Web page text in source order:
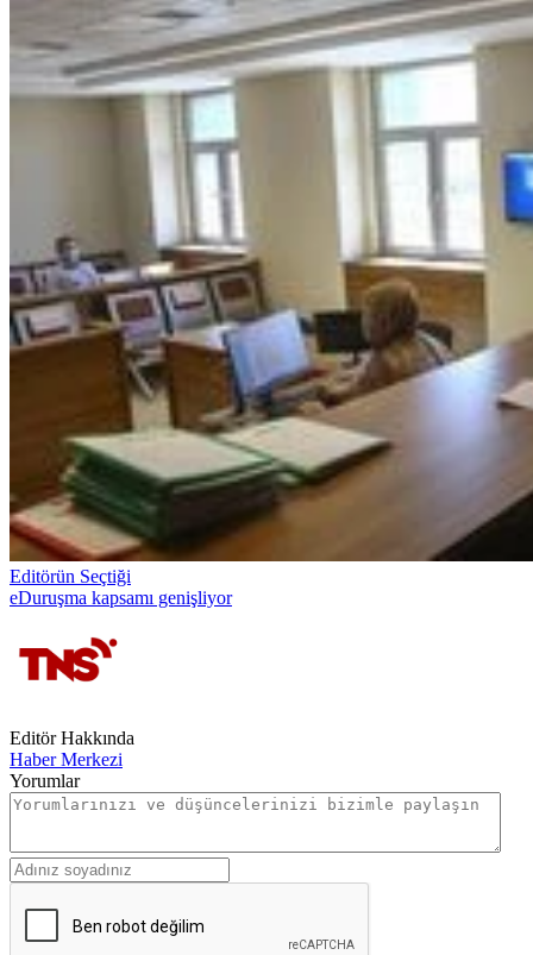
Editörün Seçtiği
eDuruşma kapsamı genişliyor
Editör Hakkında
Haber Merkezi
Yorumlar